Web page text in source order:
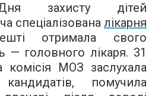
захисту дітей
спеціалізована лікарня
отримала свого
— головного лікаря. 31
комісія МОЗ заслухала
помучила